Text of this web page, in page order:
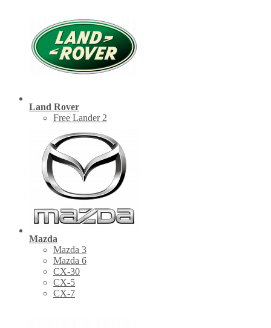
Land Rover
Free Lander 2
Mazda
Mazda 3
Mazda 6
CX-30
СХ-5
CX-7